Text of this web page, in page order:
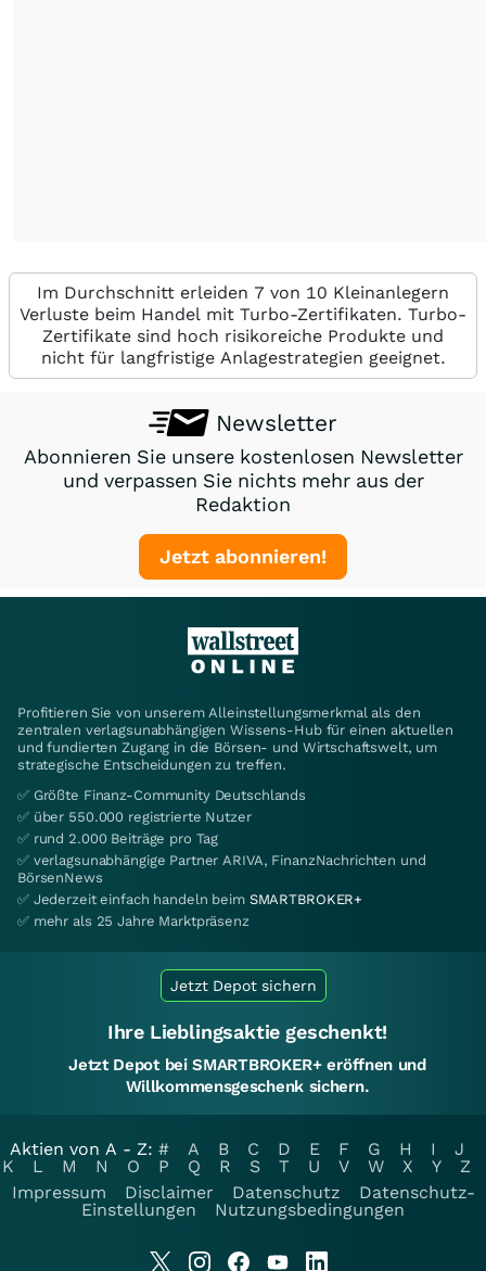
Im Durchschnitt erleiden 7 von 10 Kleinanlegern
Verluste beim Handel mit Turbo-Zertifikaten. Turbo-
Zertifikate sind hoch risikoreiche Produkte und
nicht für langfristige Anlagestrategien geeignet.
Newsletter
Abonnieren Sie unsere kostenlosen Newsletter
und verpassen Sie nichts mehr aus der
Redaktion
Jetzt abonnieren!
Profitieren Sie von unserem Alleinstellungsmerkmal als den
zentralen verlagsunabhängigen Wissens-Hub für einen aktuellen
und fundierten Zugang in die Börsen- und Wirtschaftswelt, um
strategische Entscheidungen zu treffen.
✅ Größte Finanz-Community Deutschlands
✅ über 550.000 registrierte Nutzer
✅ rund 2.000 Beiträge pro Tag
✅ verlagsunabhängige Partner ARIVA, FinanzNachrichten und
BörsenNews
✅ Jederzeit einfach handeln beim SMARTBROKER+
✅ mehr als 25 Jahre Marktpräsenz
Jetzt Depot sichern
Ihre Lieblingsaktie geschenkt!
Jetzt Depot bei SMARTBROKER+ eröffnen und
Willkommensgeschenk sichern.
Aktien von A - Z: # A B C D E F G H I
J
K
L M N O P Q R S T U V W X Y
Z
Impressum
Disclaimer Datenschutz
Datenschutz-
Einstellungen
Nutzungsbedingungen